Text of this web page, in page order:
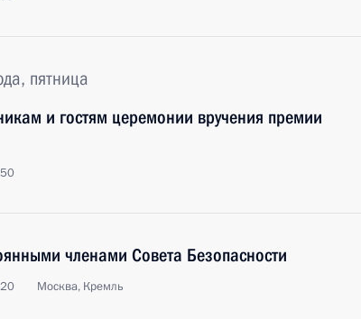
пятница
и гостям церемонии вручения премии
членами Совета Безопасности
Москва, Кремль